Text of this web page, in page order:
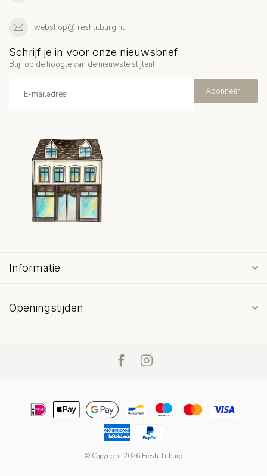
webshop@freshtilburg.nl
Schrijf je in voor onze nieuwsbrief
Blijf op de hoogte van de nieuwste stijlen!
Abonneer
Informatie
Openingstijden
© Copyright 2026 Fresh Tilburg